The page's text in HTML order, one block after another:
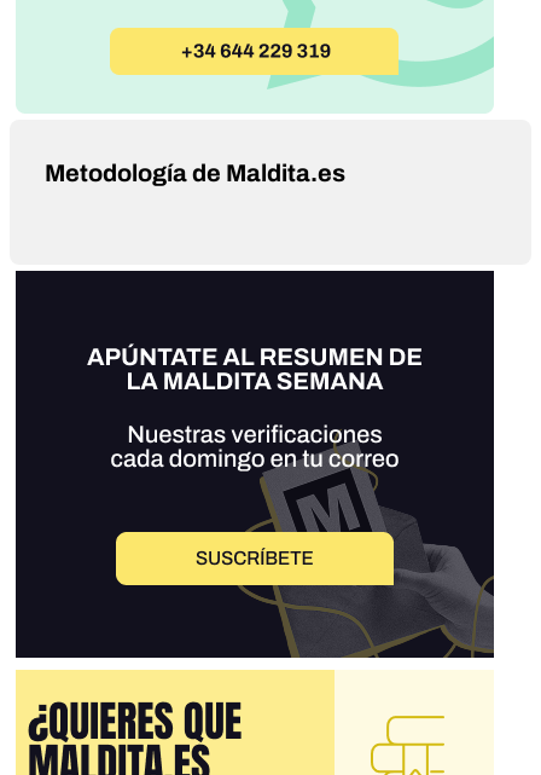
Metodología de Maldita.es